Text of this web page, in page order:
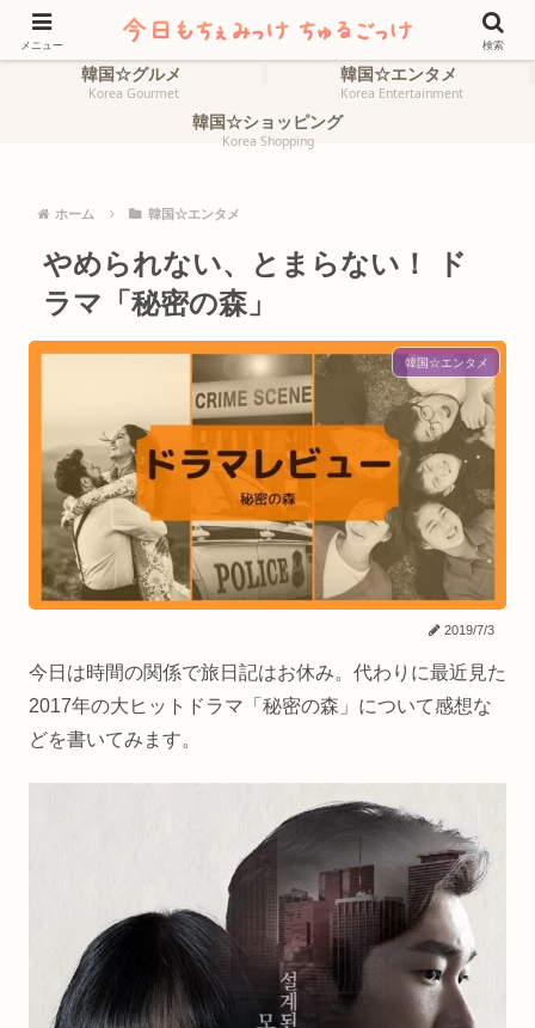
ホーム
HOME
韓国☆旅行
韓国☆グルメ
Korea Gourmet
韓国☆エンタメ
Korea Entertainment
韓国☆ショッピング
Korea Shopping
ホーム 韓国☆エンタメ
やめられない、とまらない！ ド
ラマ「秘密の森」
韓国☆エンタメ
2019/7/3
今日は時間の関係で旅日記はお休み。代わりに最近見た
2017年の大ヒットドラマ「秘密の森」について感想な
どを書いてみます。
メニュー 検索